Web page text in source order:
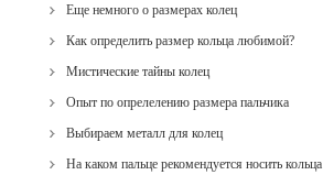
Еще немного о размерах колец
Как определить размер кольца любимой?
Мистические тайны колец
Опыт по опрелелению размера пальчика
Выбираем металл для колец
На каком пальце рекомендуется носить кольца